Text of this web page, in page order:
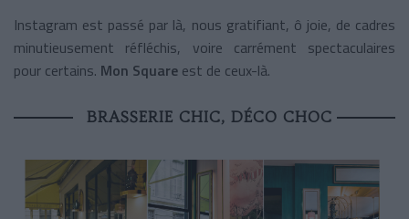
Instagram est passé par là, nous gratifiant, ô joie, de cadres
minutieusement réfléchis, voire carrément spectaculaires
pour certains. Mon Square est de ceux-là.
BRASSERIE CHIC, DÉCO CHOC